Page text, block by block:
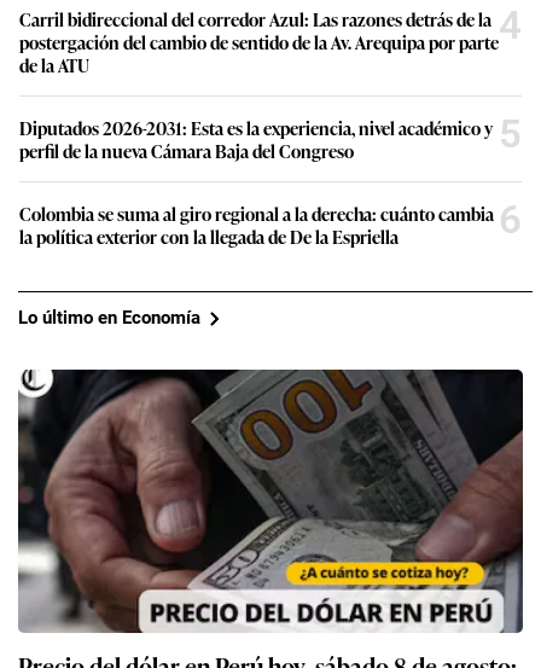
Carril bidireccional del corredor Azul: Las razones detrás de la
postergación del cambio de sentido de la Av. Arequipa por parte
de la ATU
4
Diputados 2026-2031: Esta es la experiencia, nivel académico y
perfil de la nueva Cámara Baja del Congreso
5
Colombia se suma al giro regional a la derecha: cuánto cambia
la política exterior con la llegada de De la Espriella
6
Lo último en Economía